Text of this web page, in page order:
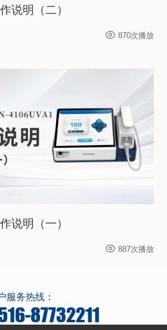
说明（二）
870次播放
说明（一）
887次播放
服务热线：
87732211